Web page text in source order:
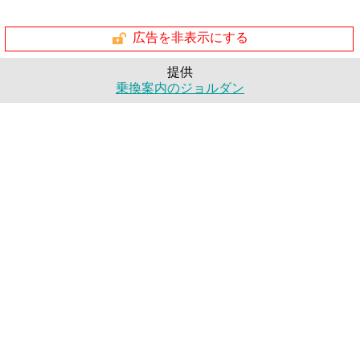
広告を非表示にする
提供
乗換案内のジョルダン